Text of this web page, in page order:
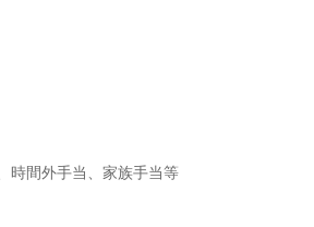
時間外手当、家族手当等